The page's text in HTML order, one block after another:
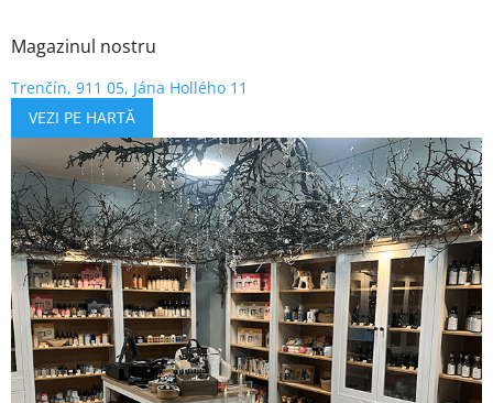
Magazinul nostru
Trenčín, 911 05, Jána Hollého 11
VEZI PE HARTĂ